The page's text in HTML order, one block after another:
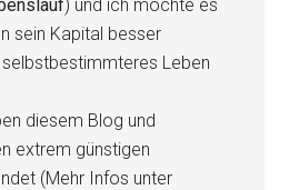
) und ich möchte es
sein Kapital besser
selbstbestimmteres Leben
diesem Blog und
extrem günstigen
(Mehr Infos unter